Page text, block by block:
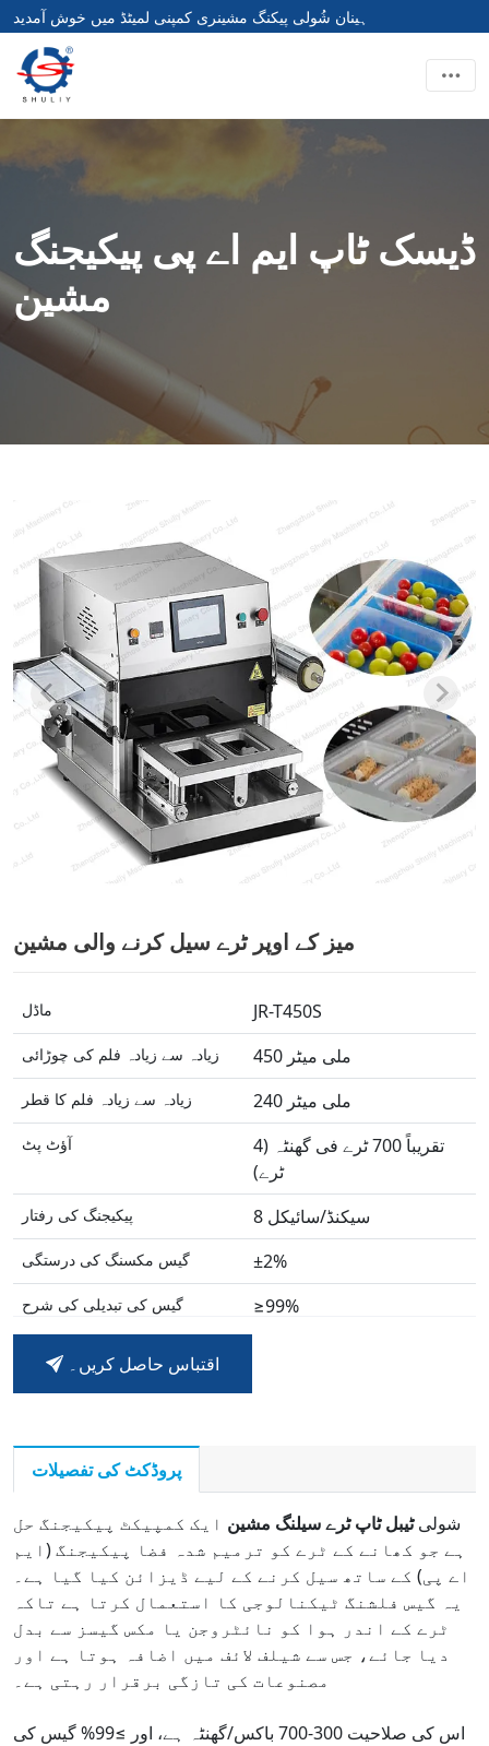
ہینان شُولی پیکنگ مشینری کمپنی لمیٹڈ میں خوش آمدید
ڈیسک ٹاپ ایم اے پی پیکیجنگ
مشین
میز کے اوپر ٹرے سیل کرنے والی مشین
ماڈل JR-T450S
زیادہ سے زیادہ فلم کی چوڑائی 450 ملی میٹر
زیادہ سے زیادہ فلم کا قطر 240 ملی میٹر
آؤٹ پٹ
تقریباً 700 ٹرے فی گھنٹہ (4
ٹرے)
پیکیجنگ کی رفتار 8 سیکنڈ/سائیکل
گیس مکسنگ کی درستگی ±2%
گیس کی تبدیلی کی شرح ≥99%
اقتباس حاصل کریں۔
پروڈکٹ کی تفصیلات
شولیٹیبل ٹاپ ٹرے سیلنگ مشین ایک کمپیکٹ پیکیجنگ حل
ہے جو کھانے کے ٹرے کو ترمیم شدہ فضا پیکیجنگ (ایم
اے پی) کے ساتھ سیل کرنے کے لیے ڈیزائن کیا گیا ہے۔
یہ گیس فلشنگ ٹیکنالوجی کا استعمال کرتا ہے تاکہ
ٹرے کے اندر ہوا کو نائٹروجن یا مکس گیسز سے بدل
دیا جائے، جس سے شیلف لائف میں اضافہ ہوتا ہے اور
مصنوعات کی تازگی برقرار رہتی ہے۔
اس کی صلاحیت 300-700 باکس/گھنٹہ ہے، اور ≥99% گیس کی